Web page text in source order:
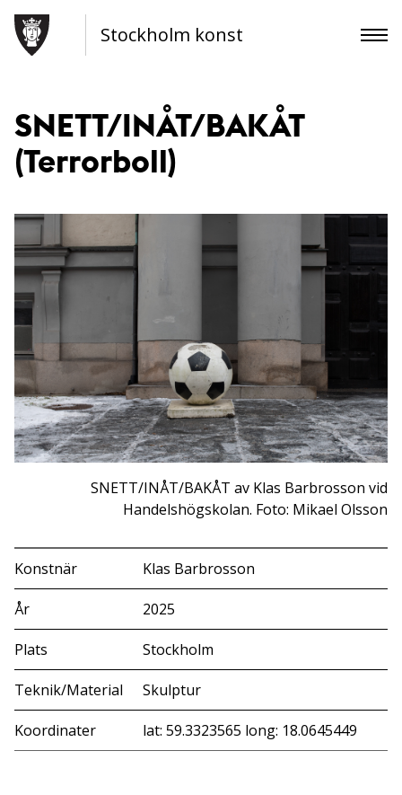
Stockholm konst
SNETT/INÅT/BAKÅT
(Terrorboll)
SNETT/INÅT/BAKÅT av Klas Barbrosson vid
Handelshögskolan. Foto: Mikael Olsson
Konstnär Klas Barbrosson
År 2025
Plats Stockholm
Teknik/Material Skulptur
Koordinater lat: 59.3323565 long: 18.0645449